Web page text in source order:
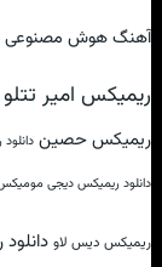
آهنگ هوش مصنوعی
ریمیکس امیر تتلو
ریمیکس حصین
دانلود ریمیکس دیجی
ریمیکس دیس لاو